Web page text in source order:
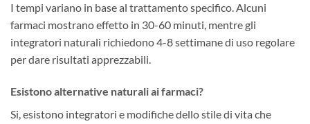
I tempi variano in base al trattamento specifico. Alcuni
farmaci mostrano effetto in 30-60 minuti, mentre gli
integratori naturali richiedono 4-8 settimane di uso regolare
per dare risultati apprezzabili.
Esistono alternative naturali ai farmaci?
Si, esistono integratori e modifiche dello stile di vita che